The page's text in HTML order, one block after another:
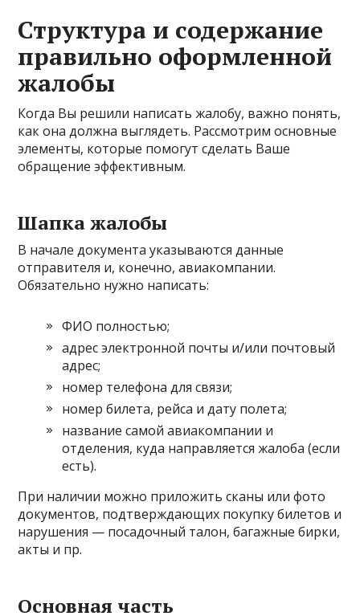
Структура и содержание
правильно оформленной
жалобы
Когда Вы решили написать жалобу, важно понять,
как она должна выглядеть. Рассмотрим основные
элементы, которые помогут сделать Ваше
обращение эффективным.
Шапка жалобы
В начале документа указываются данные
отправителя и, конечно, авиакомпании.
Обязательно нужно написать:
ФИО полностью;
адрес электронной почты и/или почтовый
адрес;
номер телефона для связи;
номер билета, рейса и дату полета;
название самой авиакомпании и
отделения, куда направляется жалоба (если
есть).
При наличии можно приложить сканы или фото
документов, подтверждающих покупку билетов и
нарушения — посадочный талон, багажные бирки,
акты и пр.
Основная часть